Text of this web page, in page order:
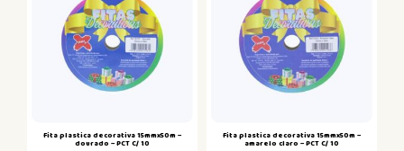
Fita plastica decorativa 15mmx50m –
dourado – PCT C/ 10
Fita plastica decorativa 15mmx50m –
amarelo claro – PCT C/ 10